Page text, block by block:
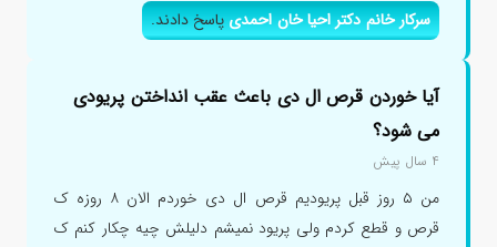
سرکار خانم دکتر احیا خان احمدیپاسخ دادند.
آیا خوردن قرص ال دی باعث عقب انداختن پریودی
می شود؟
۴ سال پیش
من ۵ روز قبل پریودیم قرص ال دی خوردم الان ۸ روزه ک
قرص و قطع کردم ولی پریود نمیشم دلیلش چیه چکار کنم ک